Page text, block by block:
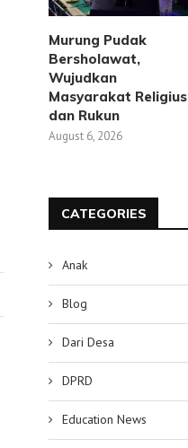
Murung Pudak
Bersholawat,
Wujudkan
Masyarakat Religius
dan Rukun
August 6, 2026
CATEGORIES
Anak
Blog
Dari Desa
DPRD
Education News